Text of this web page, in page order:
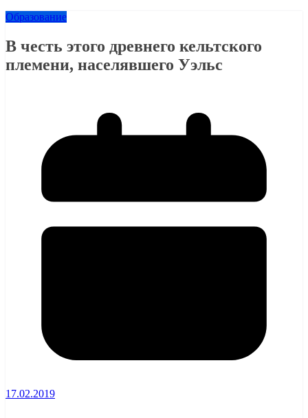
Образование
В честь этого древнего кельтского
племени, населявшего Уэльс
17.02.2019